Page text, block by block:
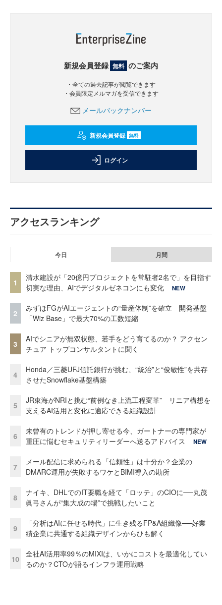
新規会員登録 無料 のご案内
・全ての過去記事が閲覧できます
・会員限定メルマガを受信できます
メールバックナンバー
新規会員登録 無料
ログイン
アクセスランキング
今日 月間
1
清水建設が「20億円プロジェクトを常駐者2名で」を目指す
切実な理由、AIでデジタルゼネコンにも変化
NEW
2
みずほFGがAIエージェントの“量産体制”を確立 開発基盤
「Wiz Base」で最大70%の工数短縮
3
AIでシニアが無双状態、若手をどう育てるのか？ アクセン
チュア トップコンサルタントに聞く
4
Honda／三菱UFJ信託銀行が挑む、“統治”と“俊敏性”を共存
させたSnowflake基盤構築
5
JR東海がNRIと挑む“前例なき上流工程変革” リニア構想を
支えるAI活用と変化に適応できる組織設計
6
未曾有のトレンドが押し寄せる今、ガートナーの専門家が
重圧に悩むセキュリティリーダーへ送るアドバイス
NEW
7
メール配信に求められる「信頼性」は十分か？企業の
DMARC運用が失敗するワケとBIMI導入の勘所
8
ナイキ、DHLでのIT要職を経て「ロッテ」のCIOに──丸茂
眞弓さんが“集大成の場”で挑戦したいこと
9
「分析はAIに任せる時代」に生き残るFP&A組織像──好業
績企業に共通する組織デザインからひも解く
10
全社AI活用率99％のMIXIは、いかにコストを最適化してい
るのか？CTOが語るインフラ運用戦略